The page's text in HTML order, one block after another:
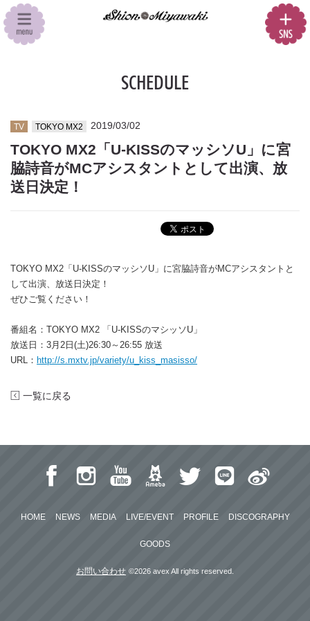
SCHEDULE
TV TOKYO MX2 2019/03/02
TOKYO MX2「U-KISSのマッシソU」に宮
脇詩音がMCアシスタントとして出演、放
送日決定！
TOKYO MX2「U-KISSのマッシソU」に宮脇詩音がMCアシスタントと
して出演、放送日決定！
ぜひご覧ください！
番組名：TOKYO MX2 「U-KISSのマシッソU」
放送日：3月2日(土)26:30～26:55 放送
URL： http://s.mxtv.jp/variety/u_kiss_masisso/
一覧に戻る
HOME NEWS MEDIA LIVE/EVENT PROFILE DISCOGRAPHY
GOODS
お問い合わせ ©2026 avex All rights reserved.